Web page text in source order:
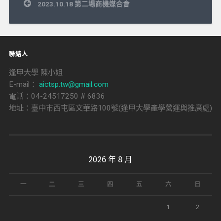
文
章
覽
2023.10.18 第二場商機媒合會
聯絡人
逢甲大學 陳小姐
E-mail： aictsp.tw@gmail.com
電話：04-24517250 # 6836
地址：臺中市西屯區文華路100號(逢甲大學產學營運與推廣處)
2026 年 8 月
一 二 三 四 五 六 日
1 2